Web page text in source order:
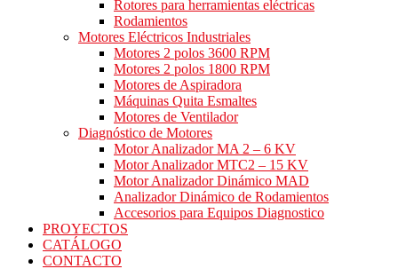
Rotores para herramientas eléctricas
Rodamientos
Motores Eléctricos Industriales
Motores 2 polos 3600 RPM
Motores 2 polos 1800 RPM
Motores de Aspiradora
Máquinas Quita Esmaltes
Motores de Ventilador
Diagnóstico de Motores
Motor Analizador MA 2 – 6 KV
Motor Analizador MTC2 – 15 KV
Motor Analizador Dinámico MAD
Analizador Dinámico de Rodamientos
Accesorios para Equipos Diagnostico
PROYECTOS
CATÁLOGO
CONTACTO